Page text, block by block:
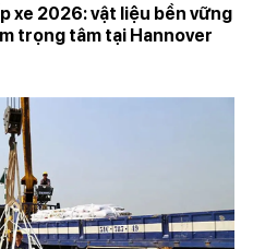
xe 2026: vật liệu bền vững
trọng tâm tại Hannover